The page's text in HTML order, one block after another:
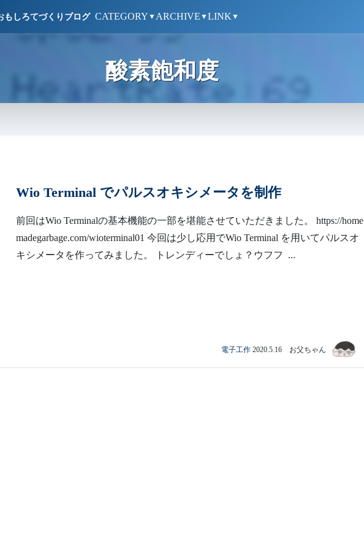
もしろてづくりブログ CATEGORY ▼ ARCHIVE ▼LINK ▼
酸素飽和度
Wio Terminal でパルスオキシメータを制作
前回はWio Terminalの基本機能の一部を堪能させていただきました。 https://home
madegarbage.com/wioterminal01 今回は少し応用でWio Terminal を用いてパルスオ
キシメータを作ってみました。 トレンディーでしょ？ウフフ ...
電子工作 2020.5.16 お父ちゃん